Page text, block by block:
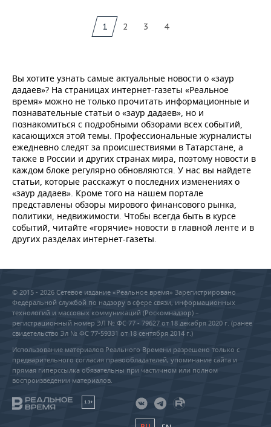
1 2 3 4
Вы хотите узнать самые актуальные новости о «заур
дадаев»? На страницах интернет-газеты «Реальное
время» можно не только прочитать информационные и
познавательные статьи о «заур дадаев», но и
познакомиться с подробными обзорами всех событий,
касающихся этой темы. Профессиональные журналисты
ежедневно следят за происшествиями в Татарстане, а
также в России и других странах мира, поэтому новости в
каждом блоке регулярно обновляются. У нас вы найдете
статьи, которые расскажут о последних изменениях о
«заур дадаев». Кроме того на нашем портале
представлены обзоры мирового финансового рынка,
политики, недвижимости. Чтобы всегда быть в курсе
событий, читайте «горячие» новости в главной ленте и в
других разделах интернет-газеты.
© 2015 - 2026 Сетевое издание «Реальное время» Зарегистрировано
Федеральной службой по надзору в сфере связи, информационных
технологий и массовых коммуникаций (Роскомнадзор) –
регистрационный номер ЭЛ № ФС 77 - 79627 от 18 декабря 2020 г. (ранее
свидетельство Эл № ФС 77-59331 от 18 сентября 2014 г.)
Использование материалов Реального Времени разрешено только с
предварительного согласия правообладателей, упоминание сайта и
прямая гиперссылка обязательны при частичном или полном
воспроизведении материалов.
18+